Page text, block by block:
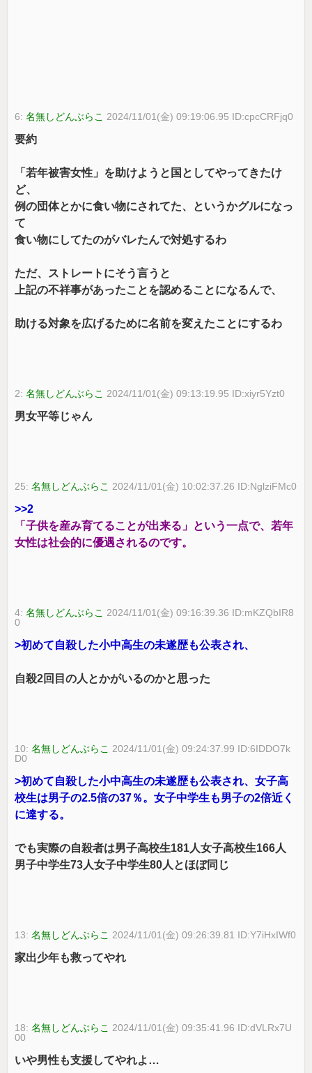
6:名無しどんぶらこ 2024/11/01(金) 09:19:06.95 ID:cpcCRFjq0
要約
「若年被害女性」を助けようと国としてやってきたけ
ど、
例の団体とかに食い物にされてた、というかグルになっ
て
食い物にしてたのがバレたんで対処するわ
ただ、ストレートにそう言うと
上記の不祥事があったことを認めることになるんで、
助ける対象を広げるために名前を変えたことにするわ
2:名無しどんぶらこ 2024/11/01(金) 09:13:19.95 ID:xiyr5Yzt0
男女平等じゃん
25:名無しどんぶらこ 2024/11/01(金) 10:02:37.26 ID:NglziFMc0
>>2
「子供を産み育てることが出来る」という一点で、若年
女性は社会的に優遇されるのです。
4:名無しどんぶらこ 2024/11/01(金) 09:16:39.36 ID:mKZQbIR8
0
>初めて自殺した小中高生の未遂歴も公表され、
自殺2回目の人とかがいるのかと思った
10:名無しどんぶらこ 2024/11/01(金) 09:24:37.99 ID:6IDDO7k
D0
>初めて自殺した小中高生の未遂歴も公表され、女子高
校生は男子の2.5倍の37％。女子中学生も男子の2倍近く
に達する。
でも実際の自殺者は男子高校生181人女子高校生166人
男子中学生73人女子中学生80人とほぼ同じ
13:名無しどんぶらこ 2024/11/01(金) 09:26:39.81 ID:Y7iHxIWf0
家出少年も救ってやれ
18:名無しどんぶらこ 2024/11/01(金) 09:35:41.96 ID:dVLRx7U
00
いや男性も支援してやれよ…